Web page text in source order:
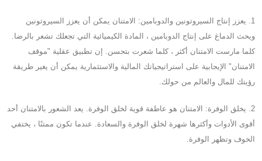
1. يعزز إنتاج السيروتونين والدوبامين: الامتنان يمكن أن يعزز السيروتونين
ويحث الدماغ على إنتاج الدوبامين ، المادة الكيميائية التي تجعلك تشعر بالرضا.
كلما مارست الامتنان أكثر ، كلما شعرت بتحسن. إن تطبيق عقلية "موقف
الامتنان" الإيجابية على استراتيجياتك المالية والاستثمارية يمكن أن يغير طريقة
رؤيتك للمال والعالم من حولك.
2. يخلق الوفرة: الامتنان هو عاطفة قوية لخلق الوفرة. يعد الشعور بالامتنان أحد
أقوى الأدوات وأكثرها شهرة لخلق الوفرة والسعادة. عندما تكون ممتنًا ، يختفي
الخوف وتظهر الوفرة.